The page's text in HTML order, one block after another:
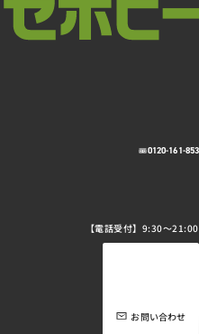
0120-161-853
【電話受付】9:30～21:00
お問い合わせ